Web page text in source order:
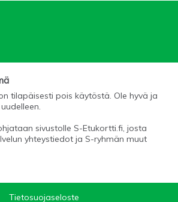
tilapäisesti pois käytöstä. Ole hyvä ja
sivustolle S-Etukortti.fi, josta
yhteystiedot ja S-ryhmän muut
Tietosuojaseloste